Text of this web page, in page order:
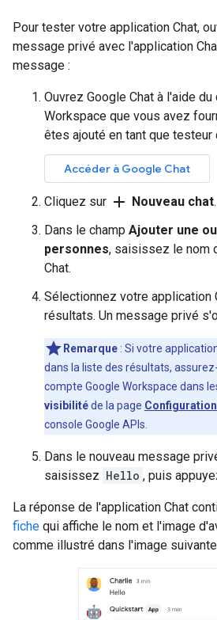
Pour tester votre application Chat,
message privé avec l'application
message :
Ouvrez Google Chat à l'aide
Workspace que vous avez
êtes ajouté en tant que testeur
Accéder à Google Chat
Cliquez sur add Nouveau chat.
Dans le champ Ajouter une
personnes, saisissez le nom
Chat.
Sélectionnez votre application
résultats. Un message privé
Remarque : Si votre
dans la liste des résultats,
compte Google Workspace dans
visibilitéde la page
console Google APIs.
Dans le nouveau message
saisissez Hello , puis
La réponse de l'application Chat
fiche qui affiche le nom et l'image
comme illustré dans l'image